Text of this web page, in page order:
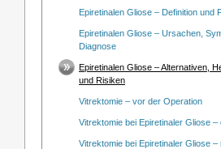
Epiretinalen Gliose – Definition und
Epiretinalen Gliose – Ursachen,
Diagnose
Epiretinalen Gliose – Alternativen,
und Risiken
Vitrektomie – vor der Operation
Vitrektomie bei Epiretinaler Gliose –
Vitrektomie bei Epiretinaler Gliose